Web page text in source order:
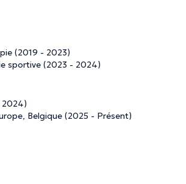
(2019 - 2023)
sportive (2023 - 2024)
2024)
Belgique (2025 - Présent)